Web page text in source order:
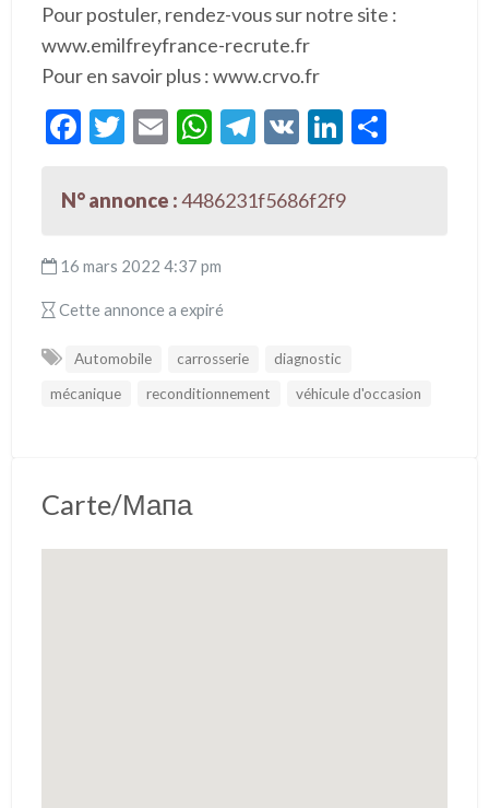
Pour postuler, rendez-vous sur notre site :
www.emilfreyfrance-recrute.fr
Pour en savoir plus : www.crvo.fr
F
e
o
o
T
itt
E
ai
W
at
A
p
T
e
V Li
ke
P
N° annonce :4486231f5686f2f9
16 mars 2022 4:37 pm
Cette annonce a expiré
Automobile carrosserie
diagnostic
mécanique
reconditionnement véhicule d'occasion
Carte/Мапа